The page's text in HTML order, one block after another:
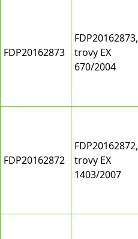
FDP20162873
FDP20162873,
trovy EX
670/2004
FDP20162872
FDP20162872,
trovy EX
1403/2007